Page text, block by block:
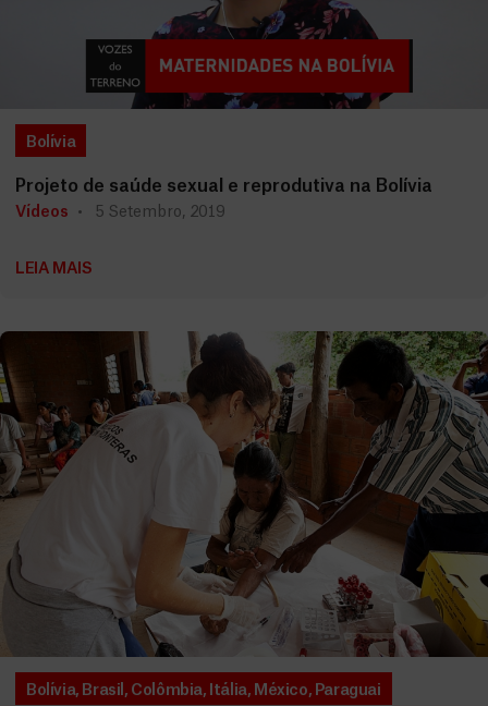
Bolívia
Projeto de saúde sexual e reprodutiva na Bolívia
Vídeos 5 Setembro, 2019
LEIA MAIS
Bolívia, Brasil , Colômbia, Itália, México, Paraguai